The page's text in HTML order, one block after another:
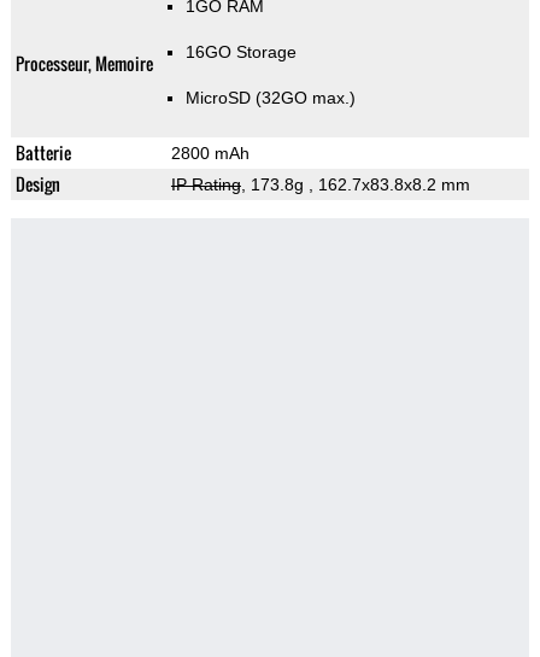
Processeur, Memoire
1GO RAM
16GO Storage
MicroSD (32GO max.)
Batterie 2800 mAh
Design IP Rating, 173.8g , 162.7x83.8x8.2 mm